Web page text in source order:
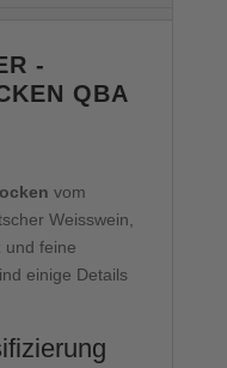
-
QBA
vom
Weisswein,
und feine
einige Details